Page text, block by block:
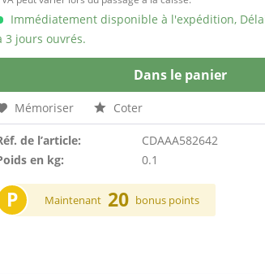
Immédiatement disponible à l'expédition,
3 jours ouvrés.
Dans le panier
Mémoriser Coter
de l’article:
CDAAA582642
en kg:
0.1
P Maintenant 20 bonus points